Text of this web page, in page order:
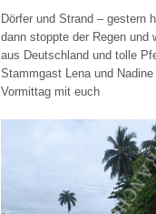
Dörfer und Strand – gestern
dann stoppte der Regen
aus Deutschland und tolle
Stammgast Lena und
Vormittag mit euch